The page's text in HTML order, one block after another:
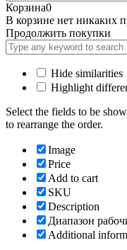
Корзина0
В корзине нет никаких
Продолжить покупки
Hide similarities
Highlight
Select the fields to be
to rearrange the order.
Image
Price
Add to cart
SKU
Description
Диапазон
Additional